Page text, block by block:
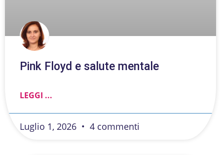
Pink Floyd e salute mentale
LEGGI ...
Luglio 1, 2026 4 commenti